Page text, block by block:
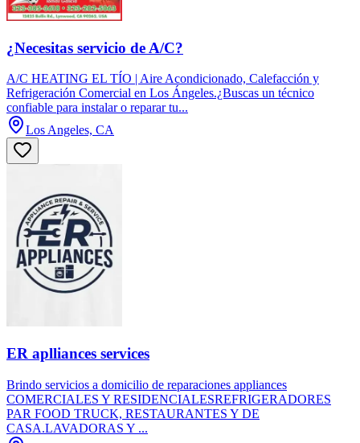
¿Necesitas servicio de A/C?
A/C HEATING EL TÍO | Aire Acondicionado, Calefacción y
Refrigeración Comercial en Los Ángeles.¿Buscas un técnico
confiable para instalar o reparar tu...
Los Angeles, CA
ER aplliances services
Brindo servicios a domicilio de reparaciones appliances
COMERCIALES Y RESIDENCIALESREFRIGERADORES
PAR FOOD TRUCK, RESTAURANTES Y DE
CASA.LAVADORAS Y ...